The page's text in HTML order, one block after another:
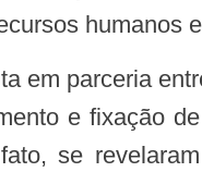
humanos
e fixação
se